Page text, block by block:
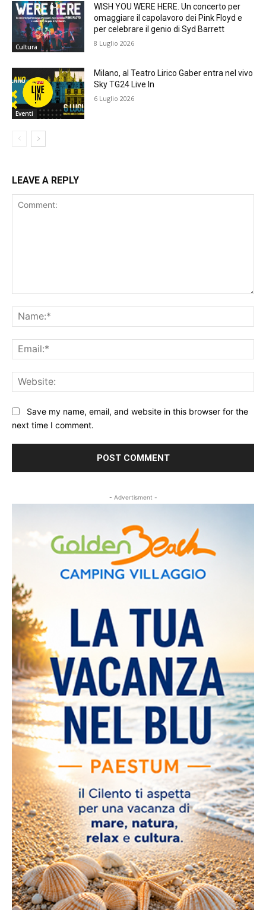
Cultura
WISH YOU WERE HERE. Un concerto per
omaggiare il capolavoro dei Pink Floyd e
per celebrare il genio di Syd Barrett
8 Luglio 2026
Eventi
Milano, al Teatro Lirico Gaber entra nel vivo
Sky TG24 Live In
6 Luglio 2026
LEAVE A REPLY
Save my name, email, and website in this browser for the
next time I comment.
- Advertisment -